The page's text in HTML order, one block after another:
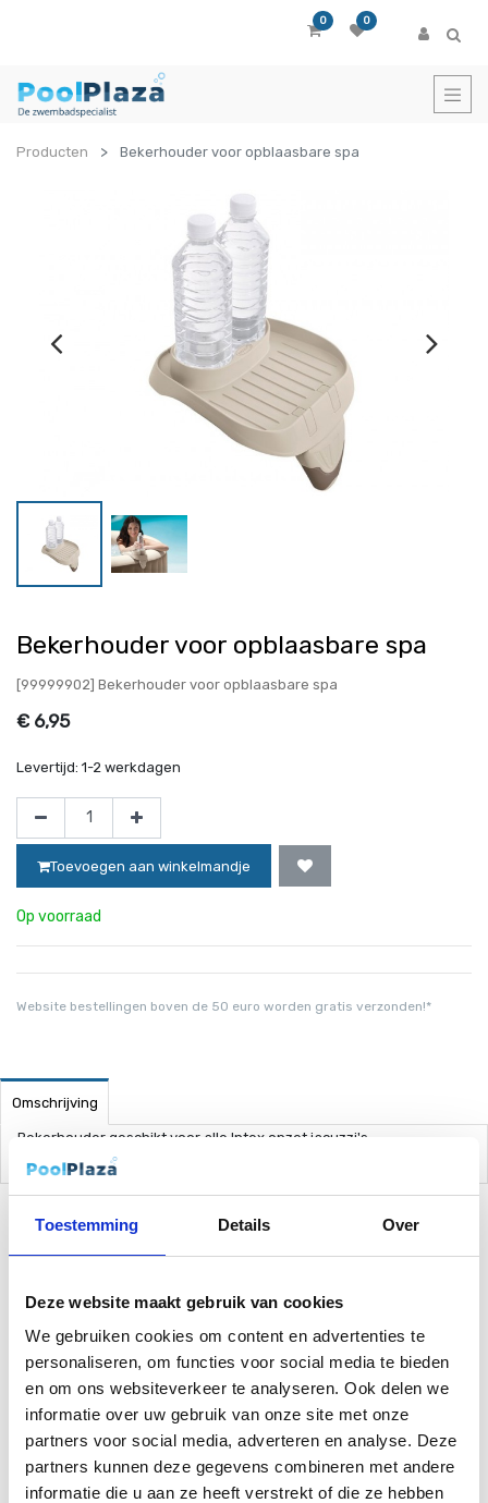
Toestemming Details Over
Deze website maakt gebruik van cookies
We gebruiken cookies om content en advertenties te
personaliseren, om functies voor social media te bieden
en om ons websiteverkeer te analyseren. Ook delen we
informatie over uw gebruik van onze site met onze
partners voor social media, adverteren en analyse. Deze
partners kunnen deze gegevens combineren met andere
informatie die u aan ze heeft verstrekt of die ze hebben
0 0
Producten Bekerhouder voor opblaasbare spa
Bekerhouder voor opblaasbare spa
[99999902] Bekerhouder voor opblaasbare spa
€ 6,95
Levertijd: 1-2 werkdagen
Toevoegen aan winkelmandje
Op voorraad
Website bestellingen boven de 50 euro worden gratis verzonden!*
Omschrijving
Bekerhouder geschikt voor alle Intex opzet jacuzzi's.